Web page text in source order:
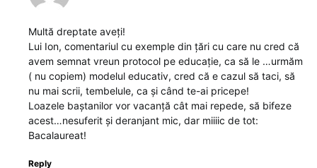
Multă dreptate aveți!
Lui Ion, comentariul cu exemple din țări cu care nu cred că
avem semnat vreun protocol pe educație, ca să le …urmăm
( nu copiem) modelul educativ, cred că e cazul să taci, să
nu mai scrii, tembelule, ca și când te-ai pricepe!
Loazele baștanilor vor vacanță cât mai repede, să bifeze
acest…nesuferit și deranjant mic, dar miiiic de tot:
Bacalaureat!
Reply